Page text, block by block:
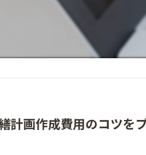
計画作成費用のコツを